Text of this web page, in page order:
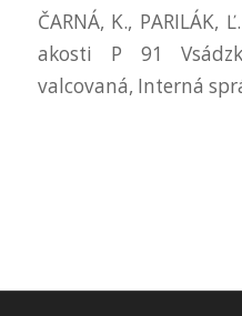
ČARNÁ, K.,
akosti P 91
valcovaná, Interná